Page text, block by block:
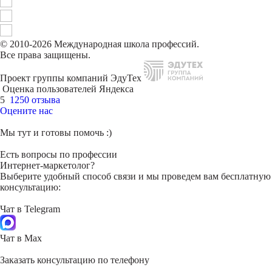
© 2010-2026 Международная школа профессий.
Все права защищены.
Проект группы компаний ЭдуТех
Оценка пользователей Яндекса
5 1250 отзыва
Оцените нас
Мы тут и готовы помочь :)
Есть вопросы по профессии
Интернет-маркетолог?
Выберите удобный способ связи и мы проведем вам бесплатную
консультацию:
Чат в Telegram
Чат в Max
Заказать консультацию по телефону